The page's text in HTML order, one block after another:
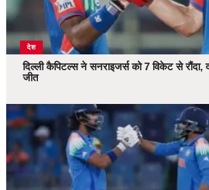
देश
दिल्ली कैपिटल्स ने सनराइजर्स को 7 विकेट से रौंदा,
जीत